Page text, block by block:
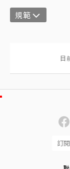
規範